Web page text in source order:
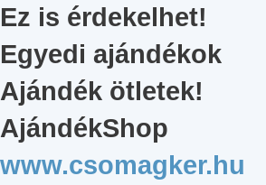
Ez is érdekelhet!
Egyedi ajándékok
Ajándék ötletek!
AjándékShop
www.csomagker.hu